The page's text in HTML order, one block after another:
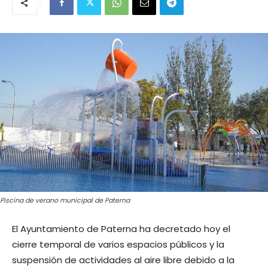
Piscina de verano municipal de Paterna
El Ayuntamiento de Paterna ha decretado hoy el
cierre temporal de varios espacios públicos y la
suspensión de actividades al aire libre debido a la